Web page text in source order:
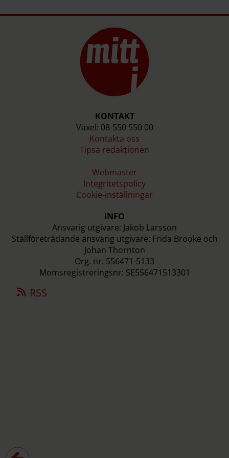
experter i utredningen var kritiska, liksom flera
KONTAKT
Växel: 08-550 550 00
Kontakta oss
Tipsa redaktionen
Webmaster
Integritetspolicy
Cookie-inställningar
INFO
Ansvarig utgivare: Jakob Larsson
Ställföreträdande ansvarig utgivare: Frida Brooke och
Johan Thornton
Org. nr: 556471-5133
Momsregistreringsnr: SE556471513301
RSS